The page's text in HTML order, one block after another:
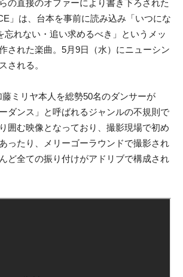
の直接のオファーにより書き下ろされた
」は、台本を事前に読み込み「いつにな
忘れない・追い求めるべき」というメッ
された楽曲。5月9日（水）にニューシン
される。
ミリヤ本人を総勢50名のダンサーが
ダンス」と呼ばれるジャンルの不規則で
囲む映像となっており、撮影現場で初め
ったり、メリーゴーラウンドで撮影され
ど全ての振り付けがアドリブで構成され